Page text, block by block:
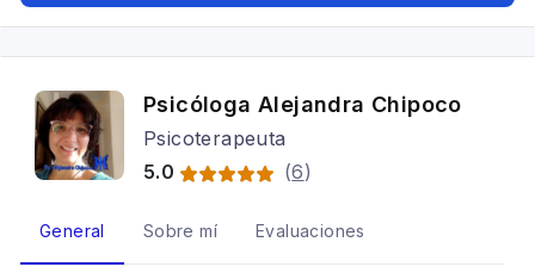
Psicóloga Alejandra Chipoco
Psicoterapeuta
5.0
(6)
General Sobre mí Evaluaciones